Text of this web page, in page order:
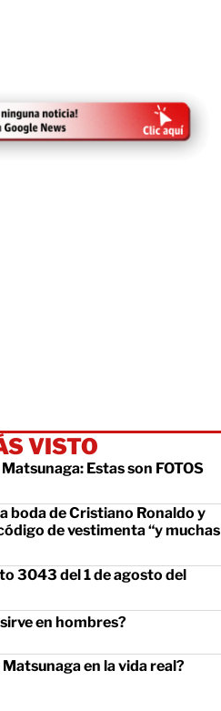
VISTO
Estas son FOTOS
boda de Cristiano Ronaldo y
de vestimenta “y muchas
3043 del 1 de agosto del
en hombres?
Matsunaga en la vida real?